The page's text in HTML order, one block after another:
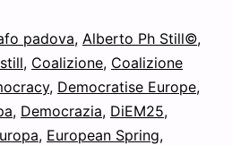
con
DiEM25,
Possibile,
Coalizione
padova, Alberto Ph Still©,
, Coalizione, Coalizione
, Democratise Europe,
, Democrazia, DiEM25,
, European Spring,